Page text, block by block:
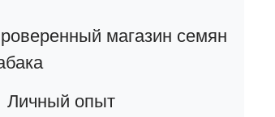
магазин семян
Личный опыт